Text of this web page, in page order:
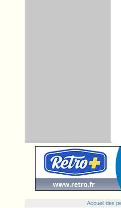
Accueil des